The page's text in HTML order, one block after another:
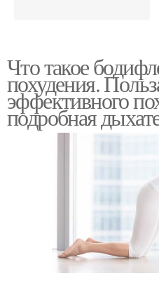
Что такое
похудения.
эффективного
подробная